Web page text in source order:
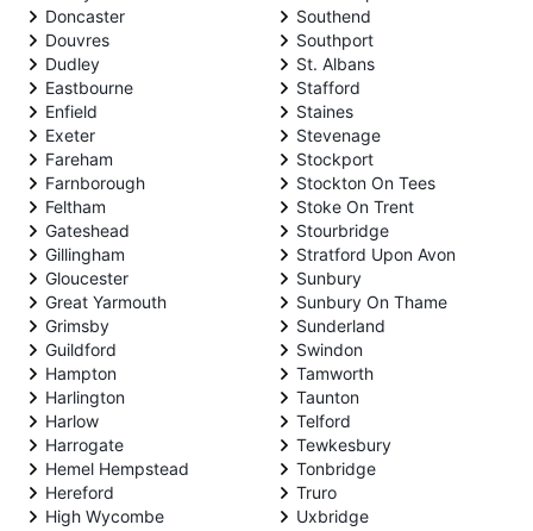
Doncaster
Douvres
Dudley
Eastbourne
Enfield
Exeter
Fareham
Farnborough
Feltham
Gateshead
Gillingham
Gloucester
Great Yarmouth
Grimsby
Guildford
Hampton
Harlington
Harlow
Harrogate
Hemel Hempstead
Hereford
High Wycombe
Southend
Southport
St. Albans
Stafford
Staines
Stevenage
Stockport
Stockton On Tees
Stoke On Trent
Stourbridge
Stratford Upon Avon
Sunbury
Sunbury On Thame
Sunderland
Swindon
Tamworth
Taunton
Telford
Tewkesbury
Tonbridge
Truro
Uxbridge